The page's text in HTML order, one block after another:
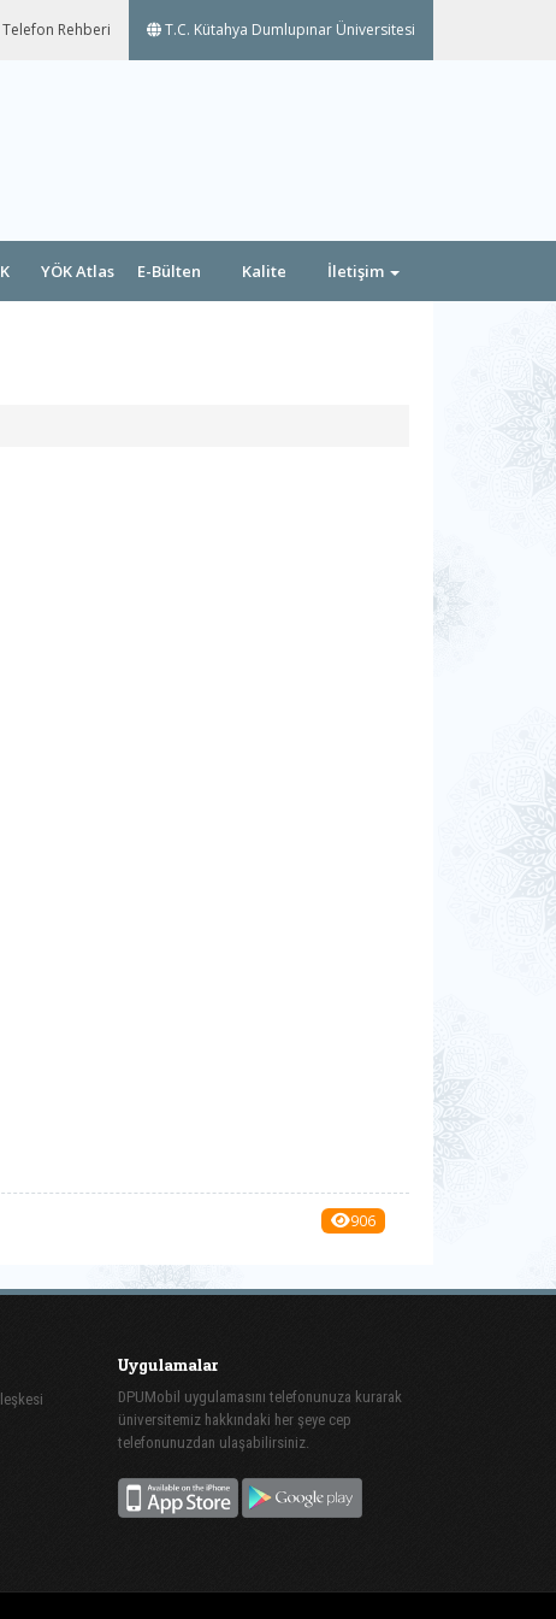
Telefon Rehberi T.C. Kütahya Dumlupınar Üniversitesi
YÖK Atlas E-Bülten Kalite İletişim
906
Uygulamalar
DPUMobil uygulamasını telefonunuza kurarak
üniversitemiz hakkındaki her şeye cep
telefonunuzdan ulaşabilirsiniz.